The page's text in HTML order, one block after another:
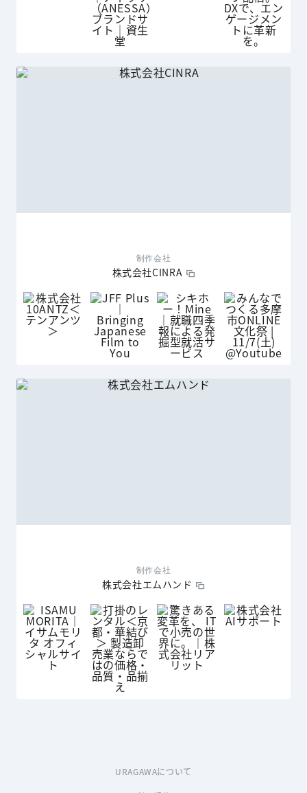
制作会社
株式会社CINRA
制作会社
株式会社エムハンド
URAGAWAについて